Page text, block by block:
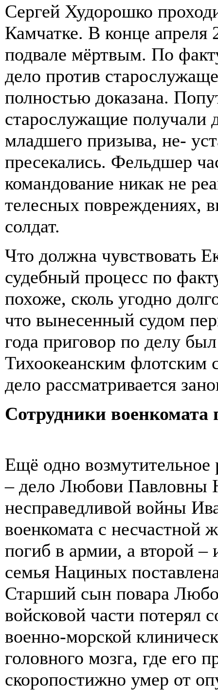
Сергей Худорошко
Камчатке. В конце апреля
подвале мёртвым. По
дело против
полностью доказана.
старослужащие получали
младшего призыва, не-
пресекались. Фельдшер
командование никак не
телесных повреждениях,
солдат.
Что должна чувствовать
судебный процесс по
похоже, сколь угодно
что вынесенный судом
года приговор по делу
Тихоокеанским флотским
дело
Сотрудники
Ещё одно возмутительное
– дело Любови Павловны
несправедливой войны
военкомата с
погиб в армии, а второй –
семья Нациных
Старший сын повара
войсковой части потерял
военно-морской
головного мозга, где его
скоропостижно умер от